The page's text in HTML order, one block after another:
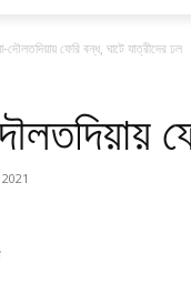
দৌলতদিয়ায় ফেরি বন্ধ, ঘাটে যাত্রীদের ঢল